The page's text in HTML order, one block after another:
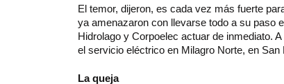
El temor, dijeron, es cada vez más fuerte
ya amenazaron con llevarse todo a su paso
Hidrolago y Corpoelec actuar de inmediato.
el servicio eléctrico en Milagro Norte, en
La queja